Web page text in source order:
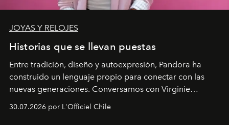
JOYAS Y RELOJES
Historias que se llevan puestas
Entre tradición, diseño y autoexpresión, Pandora ha
construido un lenguaje propio para conectar con las
nuevas generaciones. Conversamos con Virginie
Latinoamérica, sobre identidad, cultura y el valor
30.07.2026 por L'Officiel Chile